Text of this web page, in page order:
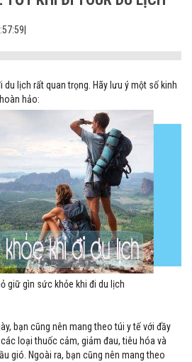
lịch rất quan trọng. Hãy lưu ý một số kinh
hảo:
giữ gìn sức khỏe khi đi du lịch
bạn cũng nên mang theo túi y tế với đầy
loại thuốc cảm, giảm đau, tiêu hóa và
gió. Ngoài ra, bạn cũng nên mang theo